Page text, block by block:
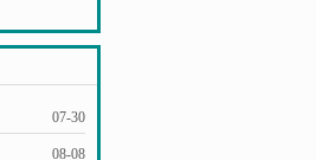
07-30
08-08